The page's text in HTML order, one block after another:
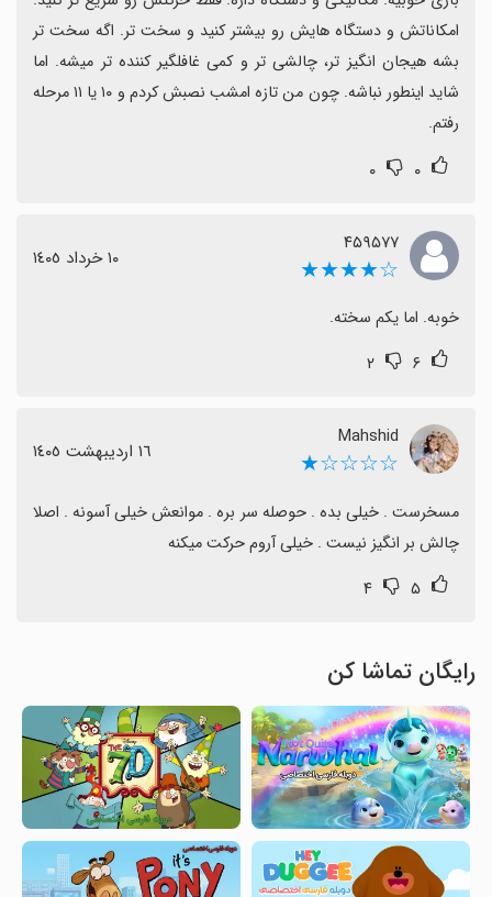
رفتم.
۰ ۰
۴۵۹۵۷۷
☆★★★★ ١٠ خرداد ١٤٠٥
خوبه. اما یکم سخته.
۶ ۲
Mahshid
☆☆☆☆★ ١٦ اردیبهشت ١٤٠٥
چالش بر انگیز نیست . خیلی آروم حرکت میکنه
۵ ۴
رایگان تماشا کن